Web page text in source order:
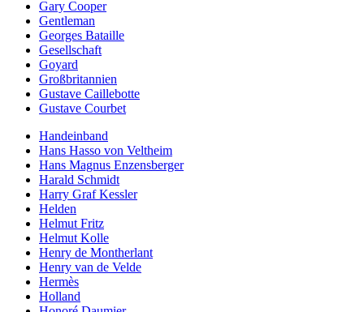
Gary Cooper
Gentleman
Georges Bataille
Gesellschaft
Goyard
Großbritannien
Gustave Caillebotte
Gustave Courbet
Handeinband
Hans Hasso von Veltheim
Hans Magnus Enzensberger
Harald Schmidt
Harry Graf Kessler
Helden
Helmut Fritz
Helmut Kolle
Henry de Montherlant
Henry van de Velde
Hermès
Holland